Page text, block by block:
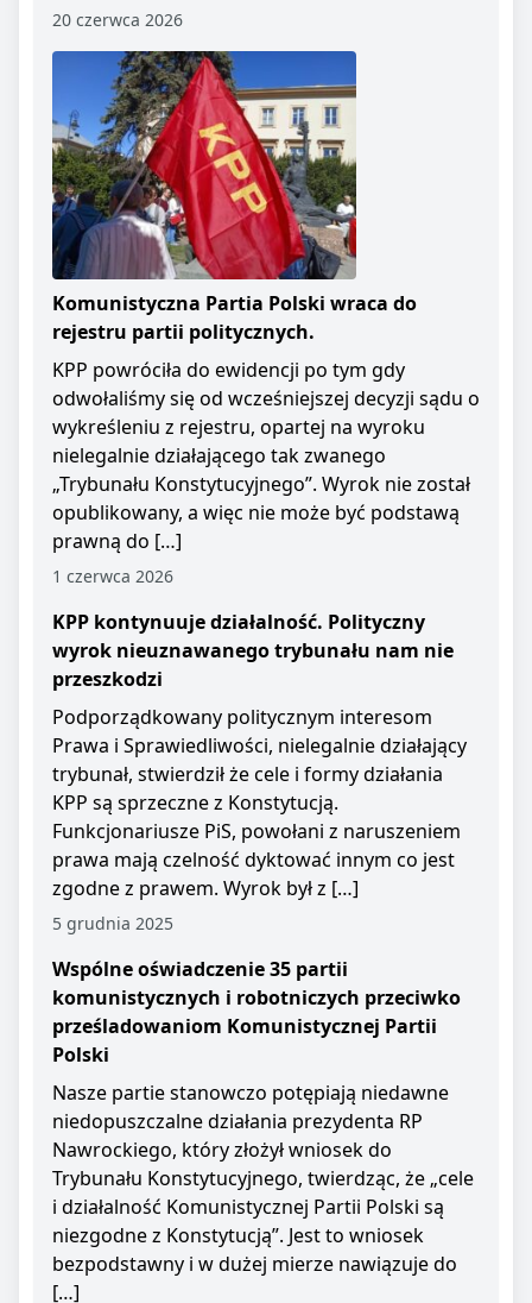
20 czerwca 2026
Komunistyczna Partia Polski wraca do
rejestru partii politycznych.
KPP powróciła do ewidencji po tym gdy
odwołaliśmy się od wcześniejszej decyzji sądu o
wykreśleniu z rejestru, opartej na wyroku
nielegalnie działającego tak zwanego
„Trybunału Konstytucyjnego”. Wyrok nie został
opublikowany, a więc nie może być podstawą
prawną do […]
1 czerwca 2026
KPP kontynuuje działalność. Polityczny
wyrok nieuznawanego trybunału nam nie
przeszkodzi
Podporządkowany politycznym interesom
Prawa i Sprawiedliwości, nielegalnie działający
trybunał, stwierdził że cele i formy działania
KPP są sprzeczne z Konstytucją.
Funkcjonariusze PiS, powołani z naruszeniem
prawa mają czelność dyktować innym co jest
zgodne z prawem. Wyrok był z […]
5 grudnia 2025
Wspólne oświadczenie 35 partii
komunistycznych i robotniczych przeciwko
prześladowaniom Komunistycznej Partii
Polski
Nasze partie stanowczo potępiają niedawne
niedopuszczalne działania prezydenta RP
Nawrockiego, który złożył wniosek do
Trybunału Konstytucyjnego, twierdząc, że „cele
i działalność Komunistycznej Partii Polski są
niezgodne z Konstytucją”. Jest to wniosek
bezpodstawny i w dużej mierze nawiązuje do
[…]